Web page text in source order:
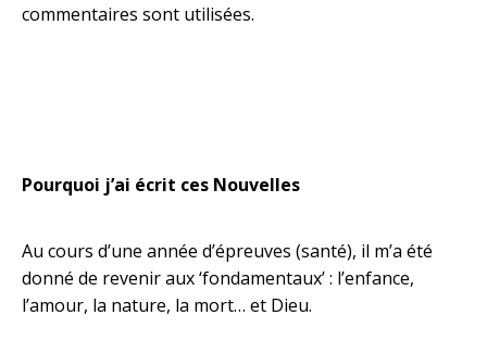
commentaires sont utilisées.
Pourquoi j’ai écrit ces Nouvelles
Au cours d’une année d’épreuves (santé), il m’a été
donné de revenir aux ‘fondamentaux’ : l’enfance,
l’amour, la nature, la mort… et Dieu.